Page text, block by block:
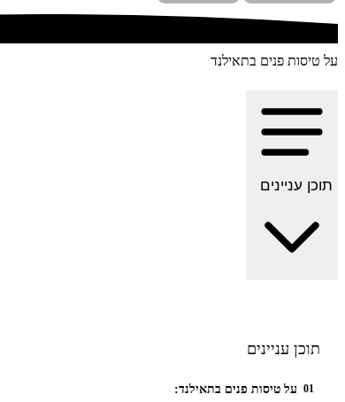
על טיסות פנים בתאילנד
תוכן עניינים
תוכן עניינים
01 על טיסות פנים בתאילנד: